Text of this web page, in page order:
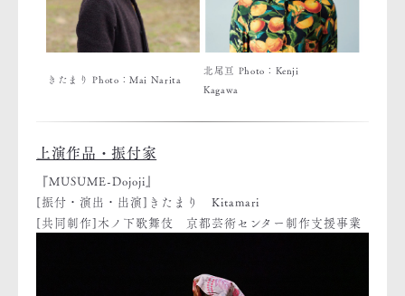
きたまり Photo：Mai Narita
北尾亘 Photo：Kenji
Kagawa
上演作品・振付家
『MUSUME-Dojoji』
[振付・演出・出演]きたまり Kitamari
[共同制作]木ノ下歌舞伎 京都芸術センター制作支援事業